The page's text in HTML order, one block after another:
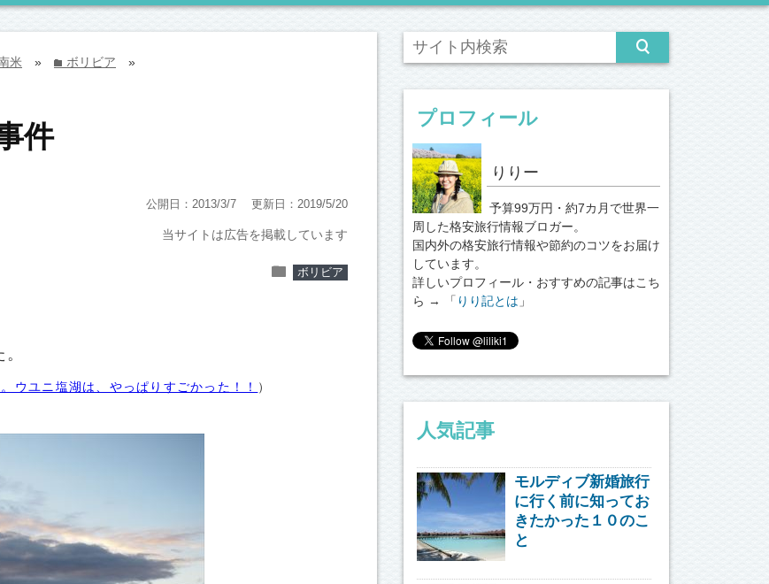
米 » folder ボリビア »
件
公開日：2013/3/7 更新日：2019/5/20
当サイトは広告を掲載しています
folder ボリビア
ウユニ塩湖は、やっぱりすごかった！！ ）
プロフィール
りりー
予算99万円・約7カ月で世界一
周した格安旅行情報ブロガー。
国内外の格安旅行情報や節約のコツをお届け
しています。
詳しいプロフィール・おすすめの記事はこち
ら → 「 りり記とは 」
人気記事
モルディブ新婚旅行
に行く前に知ってお
きたかった１０のこ
と